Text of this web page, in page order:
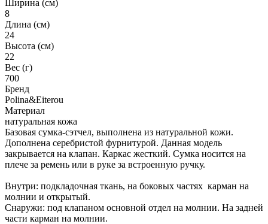
Ширина (см)
8
Длина (см)
24
Высота (см)
22
Вес (г)
700
Бренд
Polina&Eiterou
Материал
натуральная кожа
Базовая сумка-сэтчел, выполнена из натуральной кожи.
Дополнена серебристой фурнитурой. Данная модель
закрывается на клапан. Каркас жесткий. Сумка носится на
плече за ремень или в руке за встроенную ручку.
Внутри: подкладочная ткань, на боковых частях карман на
молнии и открытый.
Снаружи: под клапаном основной отдел на молнии. На задней
части карман на молнии.